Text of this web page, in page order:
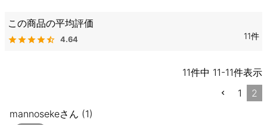
4.64 11
11件中 11-11件表示
1
2
mannoseke
1